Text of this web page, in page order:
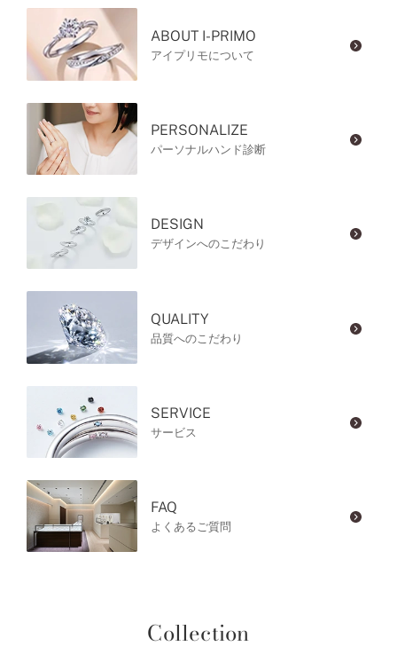
ABOUT I-PRIMO
アイプリモについて
PERSONALIZE
パーソナルハンド診断
DESIGN
デザインへのこだわり
QUALITY
品質へのこだわり
SERVICE
サービス
FAQ
よくあるご質問
Collection